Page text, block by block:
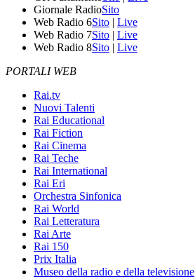
Giornale RadioSito
Web Radio 6Sito | Live
Web Radio 7Sito | Live
Web Radio 8Sito | Live
PORTALI WEB
Rai.tv
Nuovi Talenti
Rai Educational
Rai Fiction
Rai Cinema
Rai Teche
Rai International
Rai Eri
Orchestra Sinfonica
Rai World
Rai Letteratura
Rai Arte
Rai 150
Prix Italia
Museo della radio e della televisione